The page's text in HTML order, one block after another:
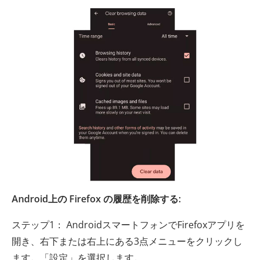
Android上の Firefox の履歴を削除する:
ステップ1： AndroidスマートフォンでFirefoxアプリを
開き、右下または右上にある3点メニューをクリックし
ます。「設定」を選択します。